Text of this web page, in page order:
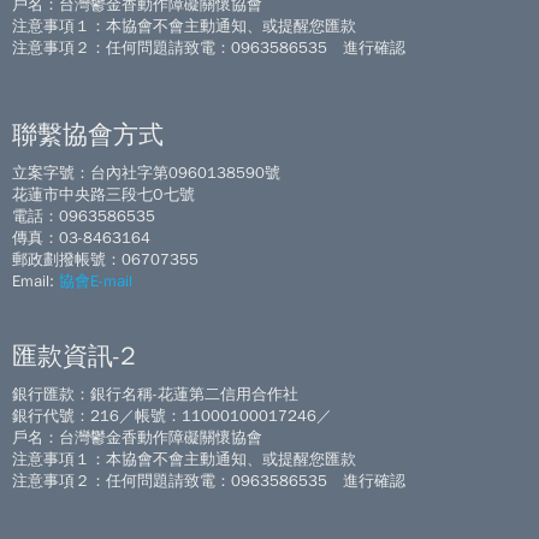
戶名：台灣鬱金香動作障礙關懷協會
注意事項１：本協會不會主動通知、或提醒您匯款
注意事項２：任何問題請致電：0963586535 進行確認
聯繫協會方式
立案字號：台內社字第0960138590號
花蓮市中央路三段七O七號
電話：0963586535
傳真：03-8463164
郵政劃撥帳號：06707355
Email: 協會E-mail
匯款資訊-2
銀行匯款：銀行名稱-花蓮第二信用合作社
銀行代號：216／帳號：11000100017246／
戶名：台灣鬱金香動作障礙關懷協會
注意事項１：本協會不會主動通知、或提醒您匯款
注意事項２：任何問題請致電：0963586535 進行確認